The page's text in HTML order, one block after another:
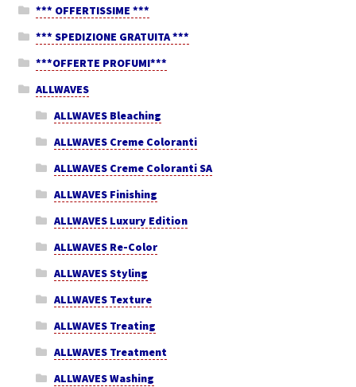
*** OFFERTISSIME ***
*** SPEDIZIONE GRATUITA ***
***OFFERTE PROFUMI***
ALLWAVES
ALLWAVES Bleaching
ALLWAVES Creme Coloranti
ALLWAVES Creme Coloranti SA
ALLWAVES Finishing
ALLWAVES Luxury Edition
ALLWAVES Re-Color
ALLWAVES Styling
ALLWAVES Texture
ALLWAVES Treating
ALLWAVES Treatment
ALLWAVES Washing